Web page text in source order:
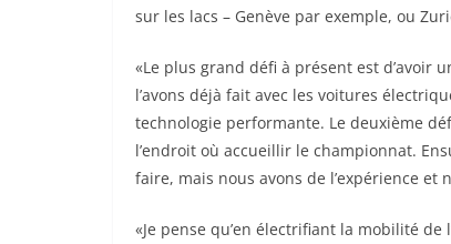
sur les lacs – Genève par exemple, ou
«Le plus grand défi à présent est d’avoir
l’avons déjà fait avec les voitures
technologie performante. Le deuxième
l’endroit où accueillir le championnat.
faire, mais nous avons de l’expérience
«Je pense qu’en électrifiant la mobilité